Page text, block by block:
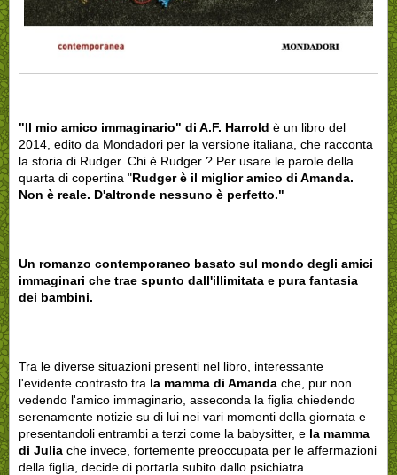
"Il mio amico immaginario" di A.F. Harrold è un libro del
2014, edito da Mondadori per la versione italiana, che racconta
la storia di Rudger. Chi è Rudger ? Per usare le parole della
quarta di copertina "Rudger è il miglior amico di Amanda.
Non è reale. D'altronde nessuno è perfetto."
Un romanzo contemporaneo basato sul mondo degli amici
immaginari che trae spunto dall'illimitata e pura fantasia
dei bambini.
Tra le diverse situazioni presenti nel libro, interessante
l'evidente contrasto tra la mamma di Amanda che, pur non
vedendo l'amico immaginario, asseconda la figlia chiedendo
serenamente notizie su di lui nei vari momenti della giornata e
presentandoli entrambi a terzi come la babysitter, e la mamma
di Julia che invece, fortemente preoccupata per le affermazioni
della figlia, decide di portarla subito dallo psichiatra.